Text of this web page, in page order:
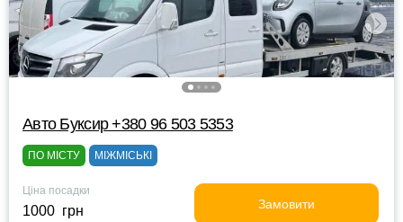
Авто Буксир +380 96 503 5353
ПО МІСТУ МІЖМІСЬКІ
Ціна посадки
1000 грн Замовити